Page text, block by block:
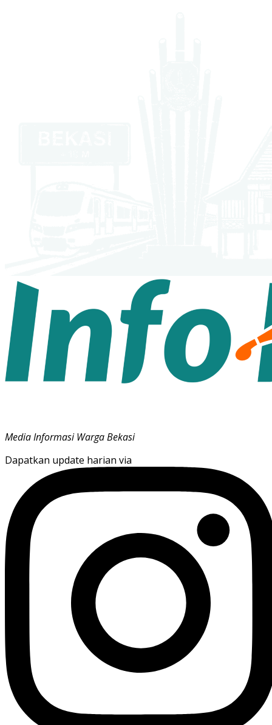
Media Informasi Warga Bekasi
Dapatkan update harian via